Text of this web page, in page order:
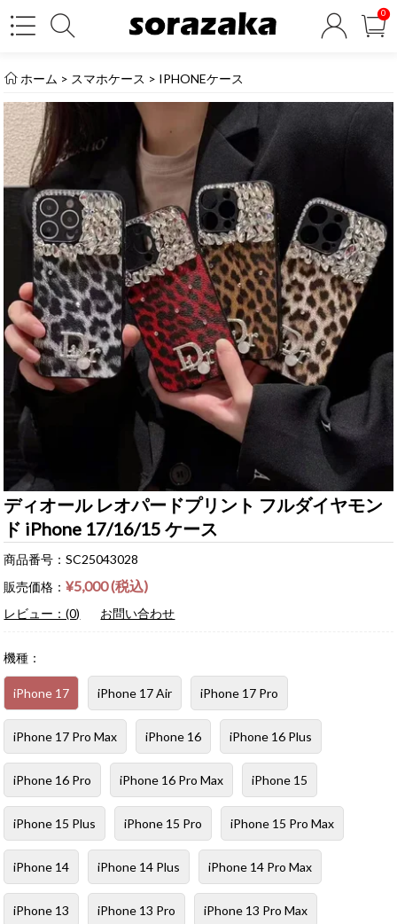
0
ホーム > スマホケース > IPHONEケース
ディオール レオパードプリント フルダイヤモン
ド iPhone 17/16/15 ケース
商品番号：SC25043028
販売価格：¥5,000 (税込)
レビュー：(0) お問い合わせ
機種：
iPhone 17 iPhone 17 Air iPhone 17 Pro
iPhone 17 Pro Max iPhone 16 iPhone 16 Plus
iPhone 16 Pro iPhone 16 Pro Max iPhone 15
iPhone 15 Plus iPhone 15 Pro iPhone 15 Pro Max
iPhone 14 iPhone 14 Plus iPhone 14 Pro Max
iPhone 13 iPhone 13 Pro iPhone 13 Pro Max